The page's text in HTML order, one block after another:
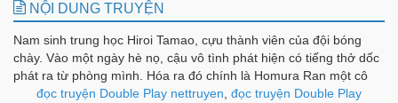
NỘI DUNG TRUYỆN
Nam sinh trung học Hiroi Tamao, cựu thành viên của đội bóng
chày. Vào một ngày hè nọ, cậu vô tình phát hiện có tiếng thở dốc
phát ra từ phòng mình. Hóa ra đó chính là Homura Ran một cô
nàng xinh đẹp và là át chủ bài số 4 của đội bóng mềm, cô đã đe
đọc truyện Double Play nettruyen đọc truyện Double Play